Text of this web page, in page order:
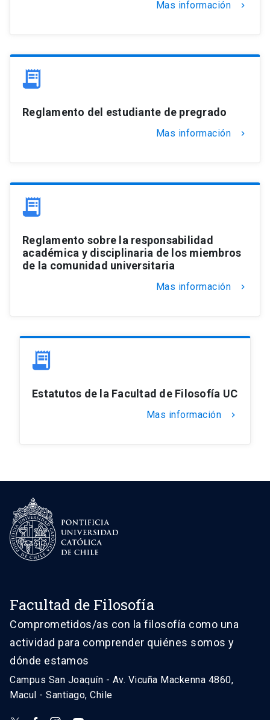
Mas información keyboard_arrow_right
Reglamento del estudiante de pregrado
Mas información keyboard_arrow_right
Reglamento sobre la responsabilidad
académica y disciplinaria de los miembros
de la comunidad universitaria
Mas información keyboard_arrow_right
Estatutos de la Facultad de Filosofía UC
Mas información keyboard_arrow_right
Facultad de Filosofía
Comprometidos/as con la filosofía como una
actividad para comprender quiénes somos y
dónde estamos
Campus San Joaquín - Av. Vicuña Mackenna 4860,
Macul - Santiago, Chile